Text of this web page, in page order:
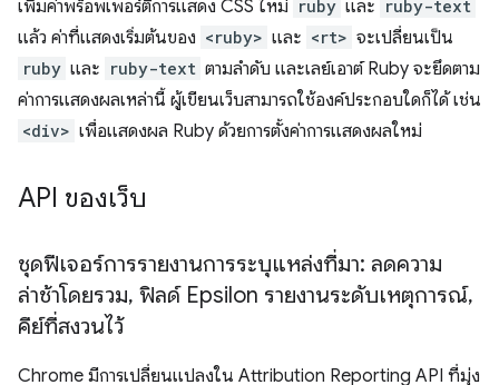
เพิ่มค่าพร็อพเพอร์ตี้การแสดง CSS ใหม่ ruby และ ruby-text
แล้ว ค่าที่แสดงเริ่มต้นของ <ruby> และ <rt> จะเปลี่ยนเป็น
ruby และ ruby-text ตามลำดับ และเลย์เอาต์ Ruby จะยึดตาม
ค่าการแสดงผลเหล่านี้ ผู้เขียนเว็บสามารถใช้องค์ประกอบใดก็ได้ เช่น
<div> เพื่อแสดงผล Ruby ด้วยการตั้งค่าการแสดงผลใหม่
API ของเว็บ
ชุดฟีเจอร์การรายงานการระบุแหล่งที่มา: ลดความ
ล่าช้าโดยรวม, ฟิลด์ Epsilon รายงานระดับเหตุการณ์,
คีย์ที่สงวนไว้
Chrome มีการเปลี่ยนแปลงใน Attribution Reporting API ที่มุ่ง